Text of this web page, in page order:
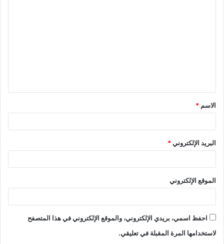
ق
*
الاسم *
البريد الإلكتروني*
الموقع الإلكتروني
احفظ اسمي، بريدي الإلكتروني، والموقع الإلكتروني في هذا المتصفح
لاستخدامها المرة المقبلة في تعليقي.